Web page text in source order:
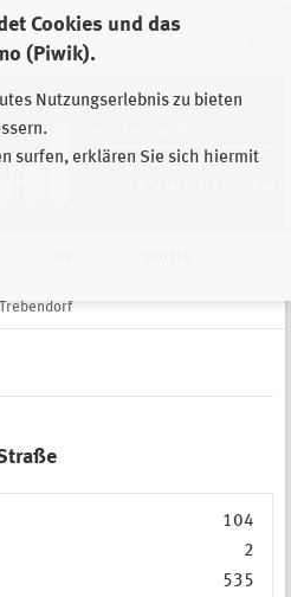
Cookies und das
(Piwik).
Nutzungserlebnis zu bieten
surfen, erklären Sie sich hiermit
Trebendorf
104
2
535